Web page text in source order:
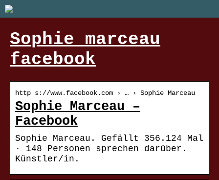
Sophie marceau
facebook
http s://www.facebook.com › … › Sophie Marceau
Sophie Marceau –
Facebook
Sophie Marceau. Gefällt 356.124 Mal
· 148 Personen sprechen darüber.
Künstler/in.